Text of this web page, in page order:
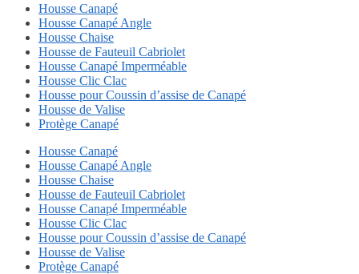
Housse Canapé
Housse Canapé Angle
Housse Chaise
Housse de Fauteuil Cabriolet
Housse Canapé Imperméable
Housse Clic Clac
Housse pour Coussin d’assise de Canapé
Housse de Valise
Protège Canapé
Housse Canapé
Housse Canapé Angle
Housse Chaise
Housse de Fauteuil Cabriolet
Housse Canapé Imperméable
Housse Clic Clac
Housse pour Coussin d’assise de Canapé
Housse de Valise
Protège Canapé